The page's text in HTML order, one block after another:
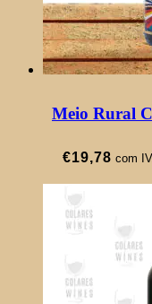
Meio Rural
€19,78 com